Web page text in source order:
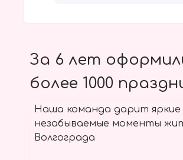
За 6 лет
более 1000
Наша команда дарит яркие
незабываемые моменты
Волгограда